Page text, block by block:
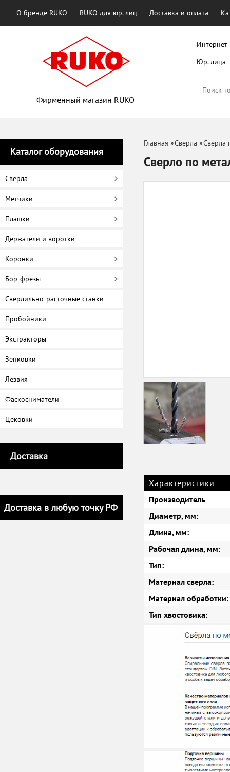
О бренде RUKO RUKO для юр. лиц Доставка и оплата
Фирменный магазин RUKO
Интернет
Юр. лица
Каталог оборудования
Сверла
Метчики
Плашки
Держатели и воротки
Коронки
Бор-фрезы
Сверлильно-расточные станки
Пробойники
Экстракторы
Зенковки
Лезвия
Фаскосниматели
Цековки
Доставка
Доставка в любую точку РФ
Главная »Сверла »Сверла
Сверло по
Характеристики
Производитель
Диаметр, мм:
Длина, мм:
Рабочая длина, мм:
Тип:
Материал сверла:
Материал обработки:
Тип хвостовика: